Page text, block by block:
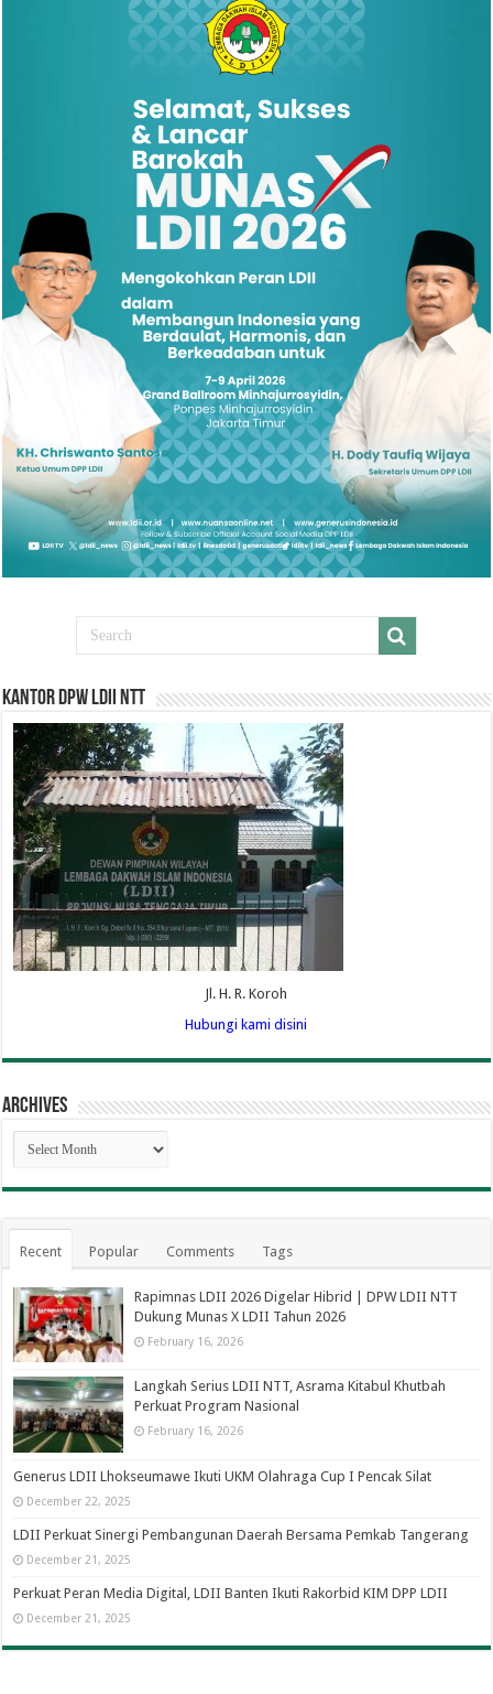
Kantor DPW LDII NTT
Jl. H. R. Koroh
Hubungi kami disini
Archives
Archives
Recent Popular Comments Tags
Rapimnas LDII 2026 Digelar Hibrid | DPW LDII NTT
Dukung Munas X LDII Tahun 2026
February 16, 2026
Langkah Serius LDII NTT, Asrama Kitabul Khutbah
Perkuat Program Nasional
February 16, 2026
Generus LDII Lhokseumawe Ikuti UKM Olahraga Cup I Pencak Silat
December 22, 2025
LDII Perkuat Sinergi Pembangunan Daerah Bersama Pemkab Tangerang
December 21, 2025
Perkuat Peran Media Digital, LDII Banten Ikuti Rakorbid KIM DPP LDII
December 21, 2025